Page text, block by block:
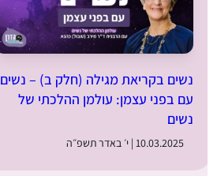
נשים בקריאת מגילה (חלק ב) – נשים
עם בפני עצמן: עולמן ההלכתי של
נשים
10.03.2025 | י׳ באדר תשפ״ה